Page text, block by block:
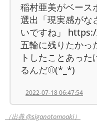
稲村亜美がベース
選出「現実感がな
いですね」
五輪に残りたかっ
トしたことあっ
るんだ⚾(*_*)
2022-07-18 06:47:54
（出典 @siganotomoaki）